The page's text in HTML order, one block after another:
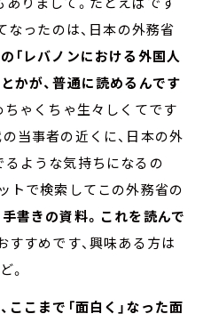
なったのは、日本の外務省
「レバノンにおける外国人
かが、普通に読めるんです
ちゃくちゃ生々しくてです
当事者の近くに、日本の外
ような気持ちになるの
トで検索してこの外務省の
手書きの資料。これを読んで
すすめです、興味ある方は
。
こまで「面白く」なった面